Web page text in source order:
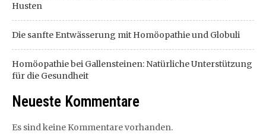
Husten
Die sanfte Entwässerung mit Homöopathie und Globuli
Homöopathie bei Gallensteinen: Natürliche Unterstützung
für die Gesundheit
Neueste Kommentare
Es sind keine Kommentare vorhanden.